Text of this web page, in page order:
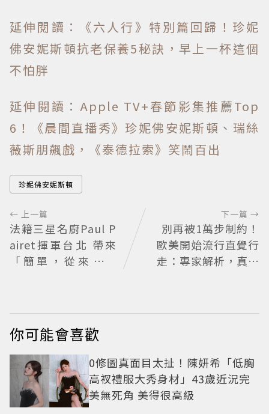
延伸閱讀：《六人行》特別篇回歸！珍妮
佛安妮斯頓抗老保養5秘訣，早上一杯這個
不怕胖
延伸閱讀：Apple TV+春節影集推薦Top
6！《晨間直播秀》珍妮佛安妮斯頓、瑞絲
薇斯朋飆戲，《泰德拉索》笑鬧百出
珍妮佛安妮斯頓
← 上一篇
法籍三星名廚Paul P
airet揮軍台北 帶來
「簡單，從來不簡
下一篇 →
別再被1萬步制約！
歐美開始流行直覺行
走：專家解析，真正
你可能會喜歡
0修圖真面目太扯！陳妍希「低胸
高衩禮服大秀身材」43歲近況完
美無死角 美得很高級